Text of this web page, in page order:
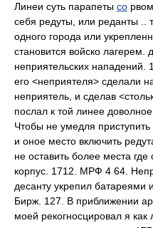
Линеи суть парапеты со
себя редуты, или реданты ..
одного города или
становится войско лагерем.
неприятельских нападений.
его <неприятеля> сделали
неприятель, и сделав
послал к той линее
Чтобы не умедля
и оное место включить
не оставить более места
корпус. 1712. МРФ 4 64.
десанту укрепил
Бирж. 127. В приближении
моей рекогносцировал я как